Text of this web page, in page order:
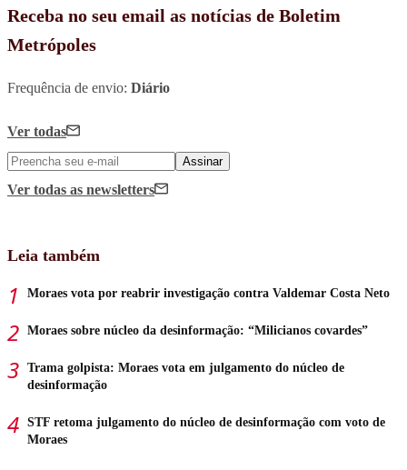
Receba no seu email as notícias de Boletim
Metrópoles
Frequência de envio: Diário
Ver todas
Assinar
Ver todas as newsletters
Leia também
Moraes vota por reabrir investigação contra Valdemar Costa Neto
Moraes sobre núcleo da desinformação: “Milicianos covardes”
Trama golpista: Moraes vota em julgamento do núcleo de
desinformação
STF retoma julgamento do núcleo de desinformação com voto de
Moraes